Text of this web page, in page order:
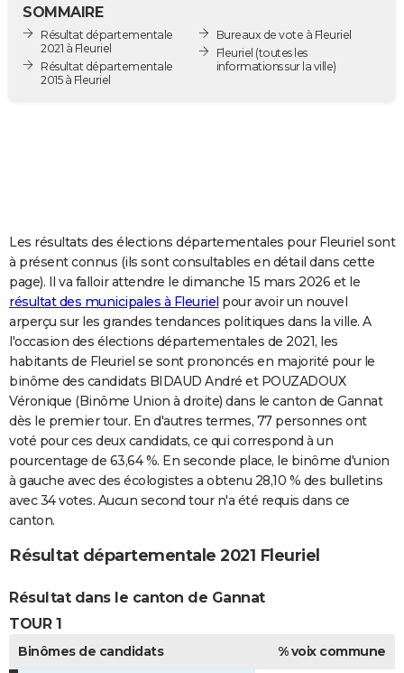
Destinations
City break
Voyage nature
Voyage de noces
Forum
Climat
GUIDES D'ACHAT
COPAINS D'AVANT
S'inscrire
Se connecter
Lycées
Collèges
Primaires
Universités
Entreprises
Service militaire
Avis de recherche
AVIS DE DÉCÈS
Bricolage
Lifestyle
Culture
Sport
Auto
Television
Voyage
Cinema
SOMMAIRE
Résultat départementale
2021 à Fleuriel
Résultat départementale
2015 à Fleuriel
Bureaux de vote à Fleuriel
Fleuriel (toutes les
informations sur la ville)
Les résultats des élections départementales pour Fleuriel sont
à présent connus (ils sont consultables en détail dans cette
page). Il va falloir attendre le dimanche 15 mars 2026 et le
résultat des municipales à Fleuriel pour avoir un nouvel
arperçu sur les grandes tendances politiques dans la ville. A
l'occasion des élections départementales de 2021, les
habitants de Fleuriel se sont prononcés en majorité pour le
binôme des candidats BIDAUD André et POUZADOUX
Véronique (Binôme Union à droite) dans le canton de Gannat
dès le premier tour. En d'autres termes, 77 personnes ont
voté pour ces deux candidats, ce qui correspond à un
pourcentage de 63,64 %. En seconde place, le binôme d'union
à gauche avec des écologistes a obtenu 28,10 % des bulletins
avec 34 votes. Aucun second tour n'a été requis dans ce
canton.
Résultat départementale 2021 Fleuriel
Résultat dans le canton de Gannat
TOUR 1
Binômes de candidats
% voix commune